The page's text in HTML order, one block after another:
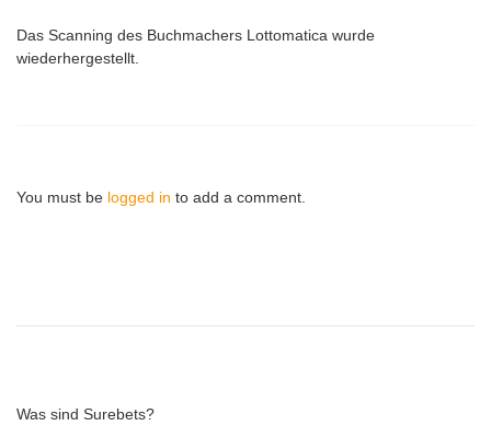
Das Scanning des Buchmachers Lottomatica wurde
wiederhergestellt.
You must be logged in to add a comment.
Was sind Surebets?